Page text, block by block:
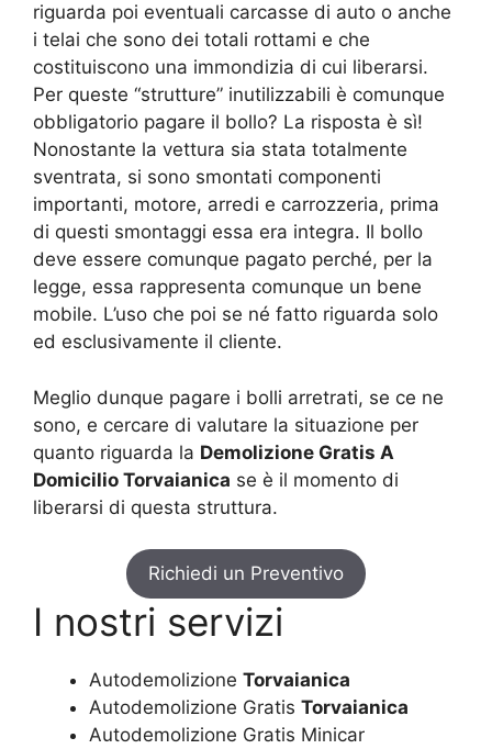
riguarda poi eventuali carcasse di auto o anche
i telai che sono dei totali rottami e che
costituiscono una immondizia di cui liberarsi.
Per queste “strutture” inutilizzabili è comunque
obbligatorio pagare il bollo? La risposta è sì!
Nonostante la vettura sia stata totalmente
sventrata, si sono smontati componenti
importanti, motore, arredi e carrozzeria, prima
di questi smontaggi essa era integra. Il bollo
deve essere comunque pagato perché, per la
legge, essa rappresenta comunque un bene
mobile. L’uso che poi se né fatto riguarda solo
ed esclusivamente il cliente.
Meglio dunque pagare i bolli arretrati, se ce ne
sono, e cercare di valutare la situazione per
quanto riguarda la Demolizione Gratis A
Domicilio Torvaianica se è il momento di
liberarsi di questa struttura.
Richiedi un Preventivo
I nostri servizi
Autodemolizione Torvaianica
Autodemolizione Gratis Torvaianica
Autodemolizione Gratis Minicar